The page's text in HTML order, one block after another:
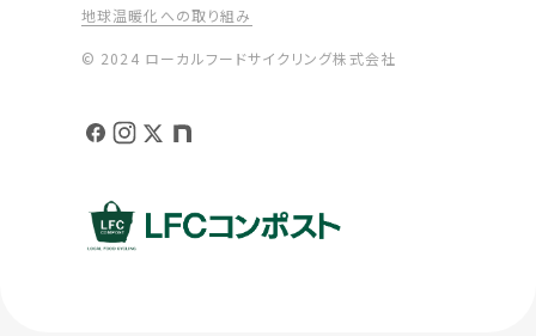
© 2024 ローカルフードサイクリング株式会社
地球温暖化への取り組み